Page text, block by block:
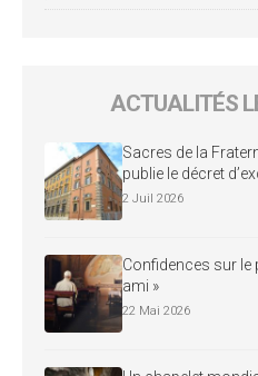
ACTUALITÉS
Sacres de la
publie le décret
2 Juil 2026
Confidences sur le
ami »
22 Mai 2026